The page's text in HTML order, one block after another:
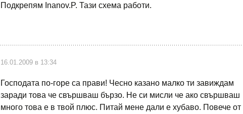
Подкрепям Inanov.P. Тази схема работи.
16.01.2009 в 13:34
Господата по-горе са прави! Чесно казано малко ти завиждам
заради това че свършваш бързо. Не си мисли че ако свършваш
много това е в твой плюс. Питай мене дали е хубаво. Повече от